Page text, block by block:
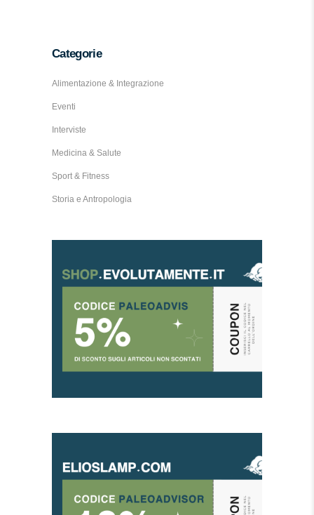
Categorie
Alimentazione & Integrazione
Eventi
Interviste
Medicina & Salute
Sport & Fitness
Storia e Antropologia